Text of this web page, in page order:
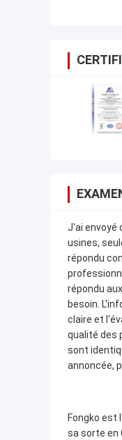
J'ai envoyé
usines,
répondu
répondu
besoin.
claire et
qualité des
sont
annoncée,
Fongko est
sa sorte en